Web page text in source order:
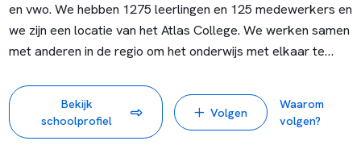
en vwo. We hebben 1275 leerlingen en 125 medewerkers en
we zijn een locatie van het Atlas College. We werken samen
met anderen in de regio om het onderwijs met elkaar te
We zijn een school die met een nuchtere maar nieuwgierige
blik naar de wereld om ons heen kijkt, we zijn een no-
Bekijk
schoolprofiel
Volgen
Waarom
volgen?